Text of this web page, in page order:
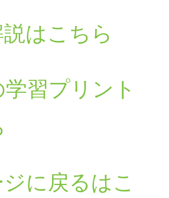
はこちら
習プリント
に戻るはこ